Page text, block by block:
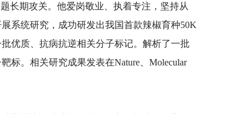
长期攻关。他爱岗敬业、执着专注，坚持从
系统研究，成功研发出我国首款辣椒育种50K
优质、抗病抗逆相关分子标记。解析了一批
标。相关研究成果发表在Nature、Molecular